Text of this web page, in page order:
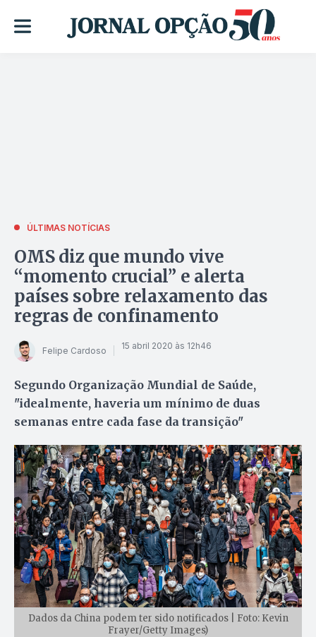
ÚLTIMAS NOTÍCIAS
OMS diz que mundo vive
“momento crucial” e alerta
países sobre relaxamento das
regras de confinamento
Felipe Cardoso 15 abril 2020 às 12h46
Segundo Organização Mundial de Saúde,
"idealmente, haveria um mínimo de duas
semanas entre cada fase da transição"
Dados da China podem ter sido notificados | Foto: Kevin
Frayer/Getty Images)